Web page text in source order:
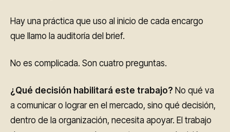
Hay una práctica que uso al inicio de cada encargo
que llamo la auditoría del brief.
No es complicada. Son cuatro preguntas.
¿Qué decisión habilitará este trabajo? No qué va
a comunicar o lograr en el mercado, sino qué decisión,
dentro de la organización, necesita apoyar. El trabajo